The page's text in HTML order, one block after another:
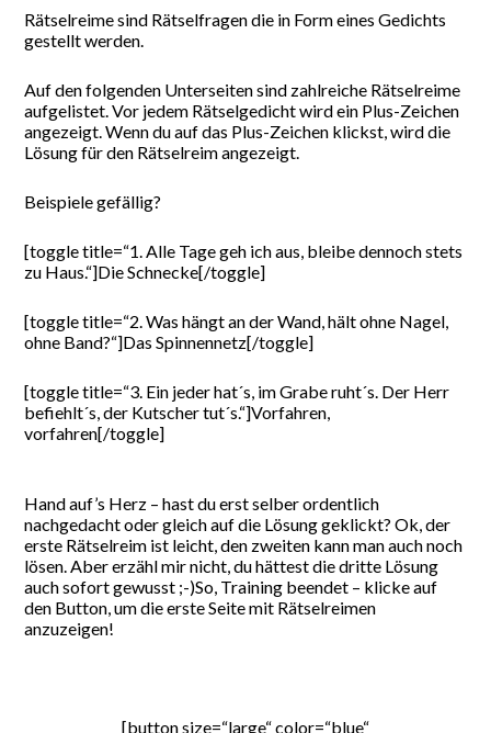
Rätselreime sind Rätselfragen die in Form eines Gedichts
gestellt werden.
Auf den folgenden Unterseiten sind zahlreiche Rätselreime
aufgelistet. Vor jedem Rätselgedicht wird ein Plus-Zeichen
angezeigt. Wenn du auf das Plus-Zeichen klickst, wird die
Lösung für den Rätselreim angezeigt.
Beispiele gefällig?
[toggle title=“1. Alle Tage geh ich aus, bleibe dennoch stets
zu Haus.“]Die Schnecke[/toggle]
[toggle title=“2. Was hängt an der Wand, hält ohne Nagel,
ohne Band?“]Das Spinnennetz[/toggle]
[toggle title=“3. Ein jeder hat´s, im Grabe ruht´s. Der Herr
befiehlt´s, der Kutscher tut´s.“]Vorfahren,
vorfahren[/toggle]
Hand auf’s Herz – hast du erst selber ordentlich
nachgedacht oder gleich auf die Lösung geklickt? Ok, der
erste Rätselreim ist leicht, den zweiten kann man auch noch
lösen. Aber erzähl mir nicht, du hättest die dritte Lösung
auch sofort gewusst ;-)So, Training beendet – klicke auf
den Button, um die erste Seite mit Rätselreimen
anzuzeigen!
[button size=“large“ color=“blue“